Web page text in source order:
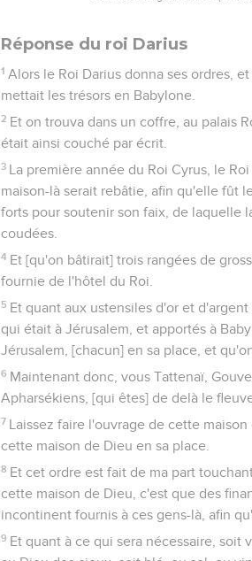
Réponse du roi Darius
1 Alors le Roi Darius donna ses ordres,
mettait les trésors en Babylone.
2 Et on trouva dans un coffre, au palais
était ainsi couché par écrit.
3 La première année du Roi Cyrus, le
maison-là serait rebâtie, afin qu'elle fût
forts pour soutenir son faix, de laquelle
coudées.
4 Et [qu'on bâtirait] trois rangées de
fournie de l'hôtel du Roi.
5 Et quant aux ustensiles d'or et
qui était à Jérusalem, et apportés à
Jérusalem, [chacun] en sa place, et
6 Maintenant donc, vous Tattenaï,
Apharsékiens, [qui êtes] de delà le
7 Laissez faire l'ouvrage de cette
cette maison de Dieu en sa place.
8 Et cet ordre est fait de ma part
cette maison de Dieu, c'est que des
incontinent fournis à ces gens-là, afin
9 Et quant à ce qui sera nécessaire,